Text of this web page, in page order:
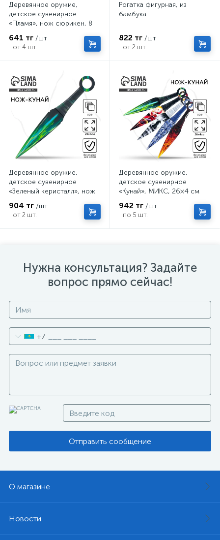
Деревянное оружие,
детское сувенирное
«Пламя», нож сюрикен, 8
641 тг /шт
от 4 шт.
Рогатка фигурная, из
бамбука
822 тг /шт
от 2 шт.
Деревянное оружие,
детское сувенирное
«Зеленый керисталл», нож
904 тг /шт
от 2 шт.
Деревянное оружие,
детское сувенирное
«Кунай», МИКС, 26×4 см
942 тг /шт
по 5 шт.
Нужна консультация? Задайте
вопрос прямо сейчас!
+7
Отправить сообщение
О магазине
Новости